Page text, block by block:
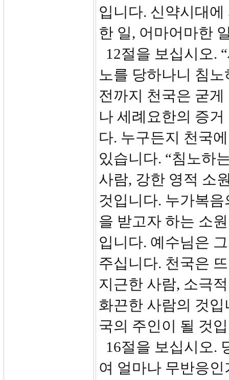
입니다. 신약시대
한 일, 어마어마한
12절을 보십시오.
노를 당하나니 침
전까지 천국은 굳
나 세례요한의 증
다. 누구든지 천국
있습니다. “침노하
사람, 강한 영적 소
것입니다. 누가복
을 받고자 하는 소
입니다. 예수님은
주십니다. 천국은
지근한 사람, 소극
화끈한 사람의 것
국의 주인이 될 것
16절을 보십시오.
여 얼마나 무반응